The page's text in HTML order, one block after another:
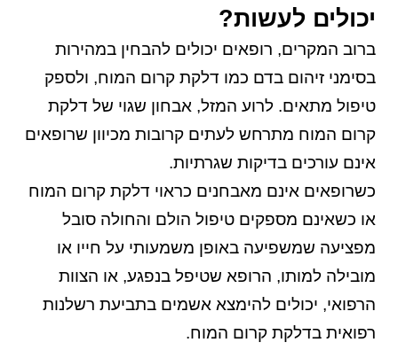
יכולים לעשות?
ברוב המקרים, רופאים יכולים להבחין במהירות
בסימני זיהום בדם כמו דלקת קרום המוח, ולספק
טיפול מתאים. לרוע המזל, אבחון שגוי של דלקת
קרום המוח מתרחש לעתים קרובות מכיוון שרופאים
אינם עורכים בדיקות שגרתיות.
כשרופאים אינם מאבחנים כראוי דלקת קרום המוח
או כשאינם מספקים טיפול הולם והחולה סובל
מפציעה שמשפיעה באופן משמעותי על חייו או
מובילה למותו, הרופא שטיפל בנפגע, או הצוות
הרפואי, יכולים להימצא אשמים בתביעת רשלנות
רפואית בדלקת קרום המוח.